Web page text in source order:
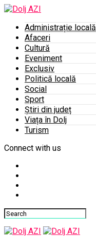
Administrație locală
Afaceri
Cultură
Eveniment
Exclusiv
Politică locală
Social
Sport
Știri din județ
Viața în Dolj
Turism
Connect with us